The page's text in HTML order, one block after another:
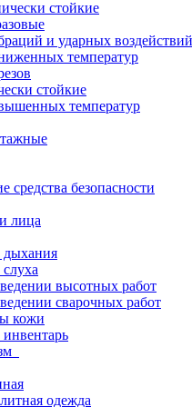
стойкие
и ударных воздействий
температур
стойкие
температур
средства безопасности
лица
дыхания
высотных работ
сварочных работ
кожи
одежда